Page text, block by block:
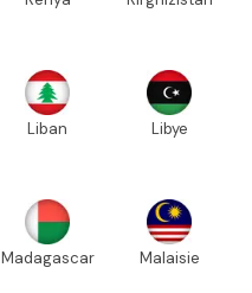
Liban Libye
Madagascar Malaisie